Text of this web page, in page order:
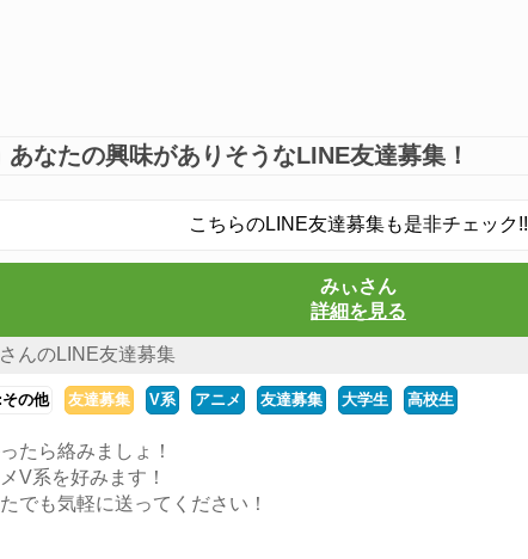
あなたの興味がありそうなLINE友達募集！
こちらのLINE友達募集も是非チェック!!
みぃさん
詳細を見る
んのLINE友達募集
の他 友達募集 V系 アニメ 友達募集 大学生 高校生
たら絡みましょ！
V系を好みます！
でも気軽に送ってください！